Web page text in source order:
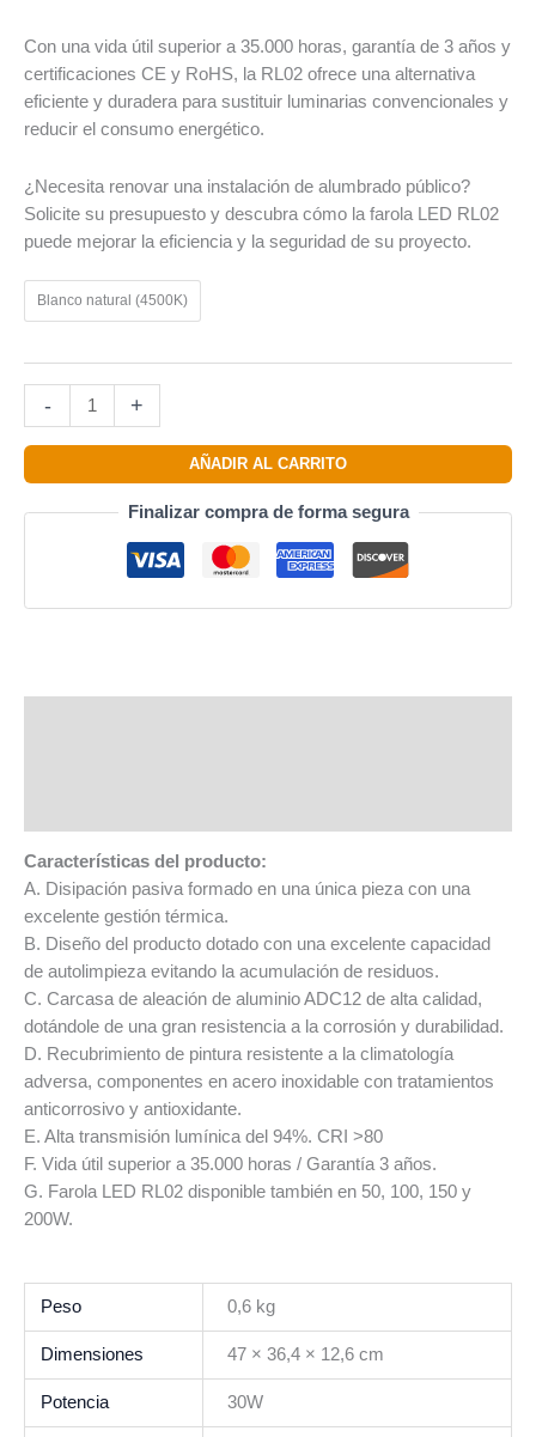
Con una vida útil superior a 35.000 horas, garantía de 3 años y
certificaciones CE y RoHS, la RL02 ofrece una alternativa
eficiente y duradera para sustituir luminarias convencionales y
reducir el consumo energético.
¿Necesita renovar una instalación de alumbrado público?
Solicite su presupuesto y descubra cómo la farola LED RL02
puede mejorar la eficiencia y la seguridad de su proyecto.
Blanco natural (4500K)
- +
AÑADIR AL CARRITO
Finalizar compra de forma segura
Características del producto:
A. Disipación pasiva formado en una única pieza con una
excelente gestión térmica.
B. Diseño del producto dotado con una excelente capacidad
de autolimpieza evitando la acumulación de residuos.
C. Carcasa de aleación de aluminio ADC12 de alta calidad,
dotándole de una gran resistencia a la corrosión y durabilidad.
D. Recubrimiento de pintura resistente a la climatología
adversa, componentes en acero inoxidable con tratamientos
anticorrosivo y antioxidante.
E. Alta transmisión lumínica del 94%. CRI >80
F. Vida útil superior a 35.000 horas / Garantía 3 años.
G. Farola LED RL02 disponible también en 50, 100, 150 y
200W.
Peso 0,6 kg
Dimensiones 47 × 36,4 × 12,6 cm
Potencia 30W